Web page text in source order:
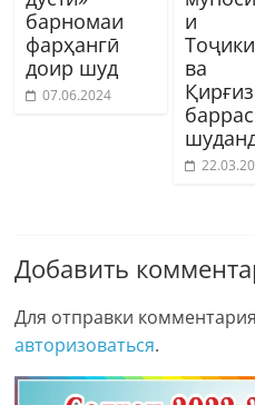
барномаи
фарҳангӣ
доир шуд
07.06.2024
и
ва
Добавить
Для отправки
авторизоваться.